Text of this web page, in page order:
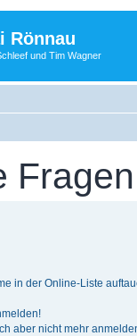
Rönnau
und Tim Wagner
Fragen
in der Online-Liste
aber nicht mehr